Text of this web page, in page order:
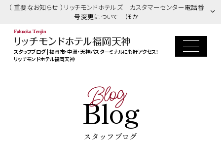
（ 重要なお知らせ ）リッチモンドホテルズ カスタマーセンター電話番
号変更について ほか
スタッフブログ | 福岡市・中洲・天神バスターミナルにも好アクセス！
リッチモンドホテル福岡天神
Blog
Blog
スタッフブログ